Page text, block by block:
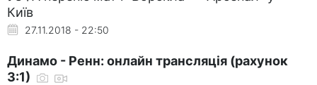
Київ
27.11.2018 - 22:50
Динамо - Ренн: онлайн трансляція (рахунок
3:1)